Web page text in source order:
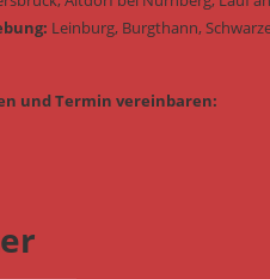
Leinburg, Burgthann,
und Termin vereinbaren: